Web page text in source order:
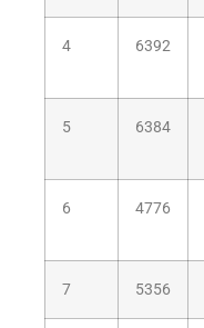
4 6392
5 6384
6 4776
7 5356